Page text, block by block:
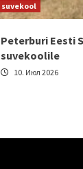
suvekool
Peterburi Eesti
suvekoolile
10. Июл 2026